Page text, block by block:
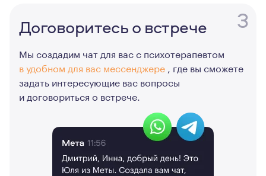
3
Договоритесь о встрече
Мы создадим чат для вас с психотерапевтом
в удобном для вас мессенджере , где вы сможете
задать интересующие вас вопросы
и договориться о встрече.